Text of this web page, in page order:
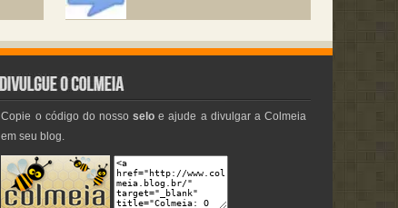
Copie o código do nossoselo e ajude a divulgar a Colmeia
em seu blog.